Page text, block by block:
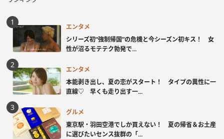
エンタメ
シリーズ初“強制帰国”の危機と今シーズン初キス！ 女
性が沼るモテテク勃発で...
エンタメ
本能剥き出し、夏の恋がスタート！ タイプの異性に一
直線♡ 早くも走り出す一...
グルメ
東京駅・羽田空港でしか買えない！ 夏の帰省＆お土産
に選びたいセンス抜群の「...